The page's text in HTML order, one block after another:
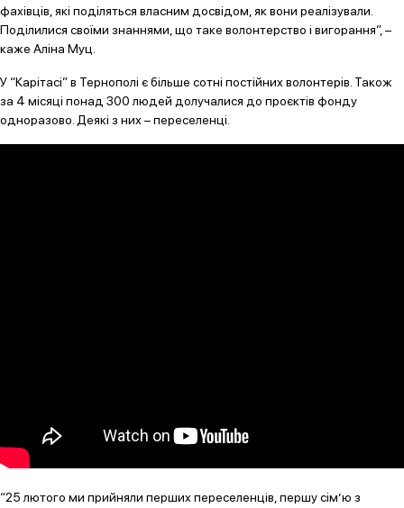
фахівців, які поділяться власним досвідом, як вони реалізували.
Поділилися своїми знаннями, що таке волонтерство і вигорання”, –
каже Аліна Муц.
У “Карітасі” в Тернополі є більше сотні постійних волонтерів. Також
за 4 місяці понад 300 людей долучалися до проєктів фонду
одноразово. Деякі з них – переселенці.
“25 лютого ми прийняли перших переселенців, першу сім’ю з